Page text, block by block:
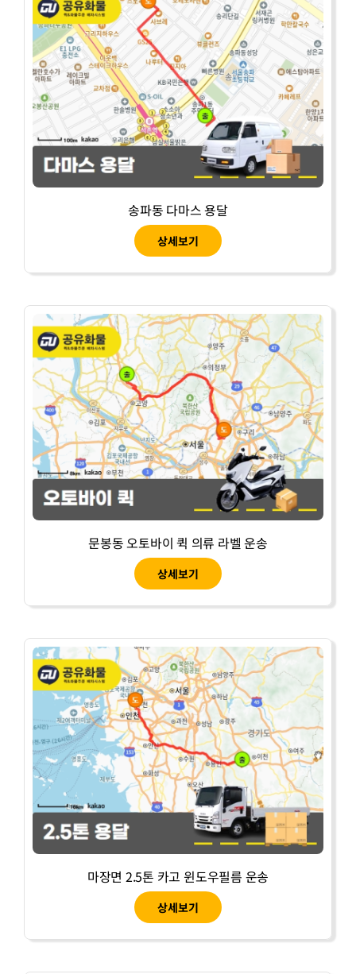
송파동 다마스 용달
상세보기
문봉동 오토바이 퀵 의류 라벨 운송
상세보기
마장면 2.5톤 카고 윈도우필름 운송
상세보기